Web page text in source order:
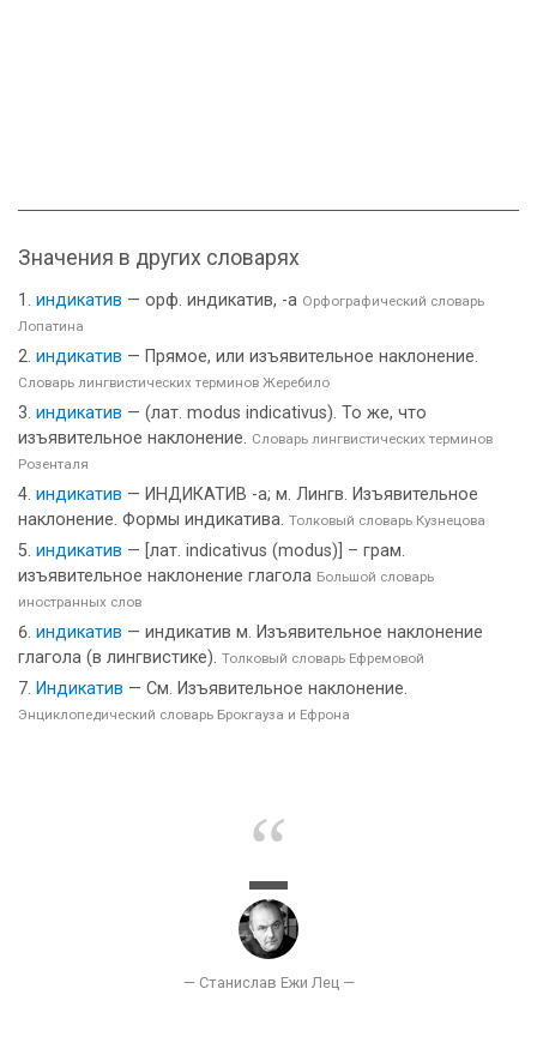
Значения в других словарях
индикатив — орф. индикатив, -а Орфографический словарь
Лопатина
индикатив — Прямое, или изъявительное наклонение.
Словарь лингвистических терминов Жеребило
индикатив — (лат. modus indicativus). To же, что
изъявительное наклонение. Словарь лингвистических терминов
Розенталя
индикатив — ИНДИКАТИВ -а; м. Лингв. Изъявительное
наклонение. Формы индикатива. Толковый словарь Кузнецова
индикатив — [лат. indicativus (modus)] – грам.
изъявительное наклонение глагола Большой словарь
иностранных слов
индикатив — индикатив м. Изъявительное наклонение
глагола (в лингвистике). Толковый словарь Ефремовой
Индикатив — См. Изъявительное наклонение.
Энциклопедический словарь Брокгауза и Ефрона